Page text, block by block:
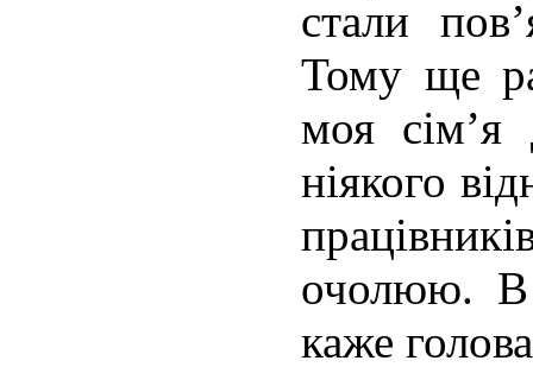
стали
Тому ще
моя сім’я
ніякого
очолюю. В
каже